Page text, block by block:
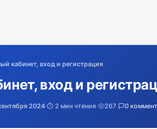
кабинет, вход и регистрация
вход и
2024·⏱️ 2 мин чтения· 267· 0